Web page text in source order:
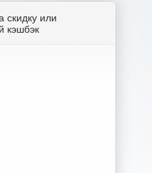
скидку или
кэшбэк